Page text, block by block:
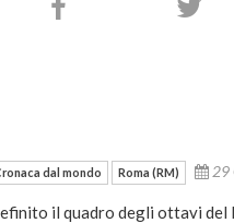
dal mondo Roma (RM) 29
il quadro degli ottavi del